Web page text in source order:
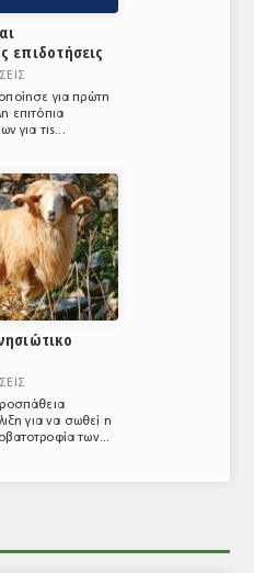
επιδοτήσεις
για πρώτη
επιτόπια
για τις...
για να σωθεί η
των...